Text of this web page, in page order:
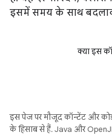
इसमें समय के साथ
क्या इस
इस पेज पर मौजूद कॉन्टेंट और
के हिसाब से हैं. Java और